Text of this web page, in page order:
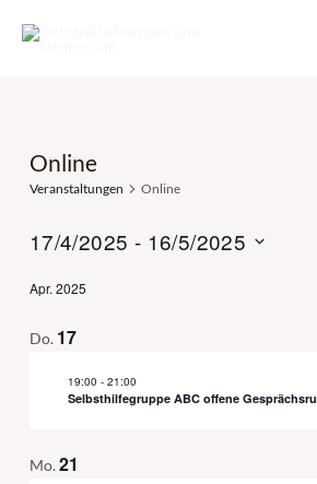
Inhalt
Online
Veranstaltungen Online
17/4/2025 - 16/5/2025
date.
Apr. 2025
Do. 17
19:00 - 21:00
Selbsthilfegruppe ABC offene
Mo.21